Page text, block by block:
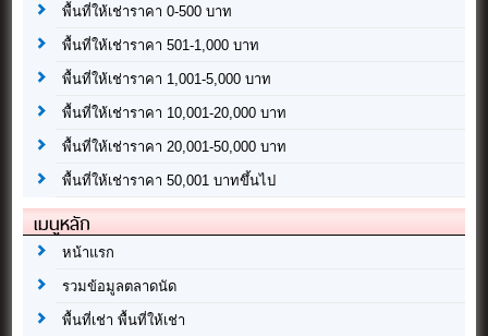
พื้นที่ให้เช่าราคา 0-500 บาท
พื้นที่ให้เช่าราคา 501-1,000 บาท
พื้นที่ให้เช่าราคา 1,001-5,000 บาท
พื้นที่ให้เช่าราคา 10,001-20,000 บาท
พื้นที่ให้เช่าราคา 20,001-50,000 บาท
พื้นที่ให้เช่าราคา 50,001 บาทขึ้นไป
เมนูหลัก
หน้าแรก
รวมข้อมูลตลาดนัด
พื้นที่เช่า พื้นที่ให้เช่า